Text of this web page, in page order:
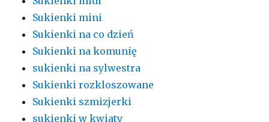
Sukienki mini
Sukienki na co dzień
Sukienki na komunię
sukienki na sylwestra
Sukienki rozkloszowane
Sukienki szmizjerki
sukienki w kwiaty